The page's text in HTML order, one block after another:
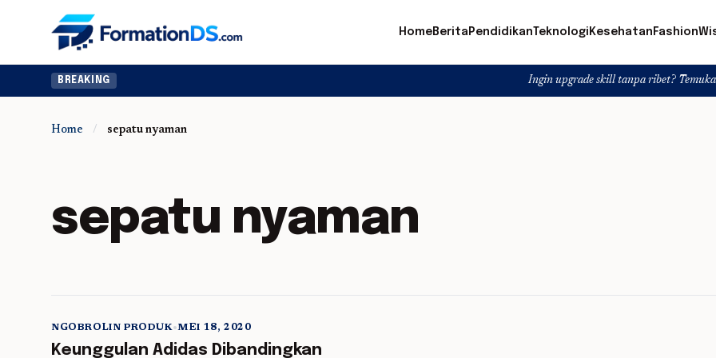
HomeBerita PendidikanTeknologi Kesehatan Fashion
BREAKING Ingin upgrade skill tanpa ribet? Temukan kelas
Home / sepatu nyaman
sepatu nyaman
5 min read
NGOBROLIN PRODUK•MEI 18, 2020
Keunggulan Adidas Dibandingkan